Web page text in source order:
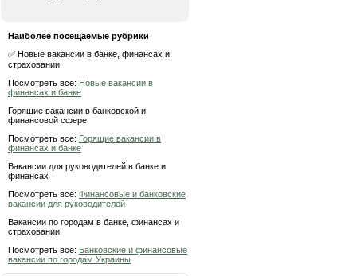
Наиболее посещаемые рубрики
✅ Новые вакансии в банке, финансах и
страховании
Посмотреть все: Новые вакансии в
финансах и банке
Горящие вакансии в банковской и
финансовой сфере
Посмотреть все: Горящие вакансии в
финансах и банке
Вакансии для руководителей в банке и
финансах
Посмотреть все: Финансовые и банковские
вакансии для руководителей
Вакансии по городам в банке, финансах и
страховании
Посмотреть все: Банковские и финансовые
вакансии по городам Украины